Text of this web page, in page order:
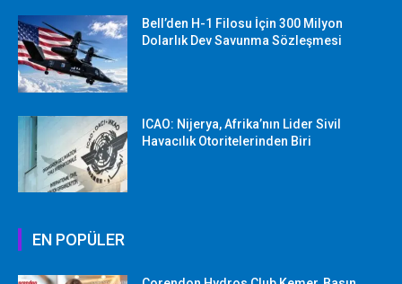
Bell’den H-1 Filosu İçin 300 Milyon
Dolarlık Dev Savunma Sözleşmesi
ICAO: Nijerya, Afrika’nın Lider Sivil
Havacılık Otoritelerinden Biri
EN POPÜLER